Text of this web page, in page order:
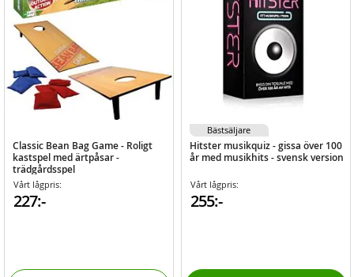
Classic Bean Bag Game - Roligt
kastspel med ärtpåsar -
trädgårdsspel
Vårt lågpris:
227:-
Hitster musikquiz - gissa över 100
år med musikhits - svensk version
Vårt lågpris:
255:-
Bästsäljare